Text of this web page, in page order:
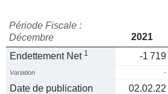
Période Fiscale :
Décembre
2021
Endettement Net 1 -1 719
Variation -
Date de publication 02.02.22